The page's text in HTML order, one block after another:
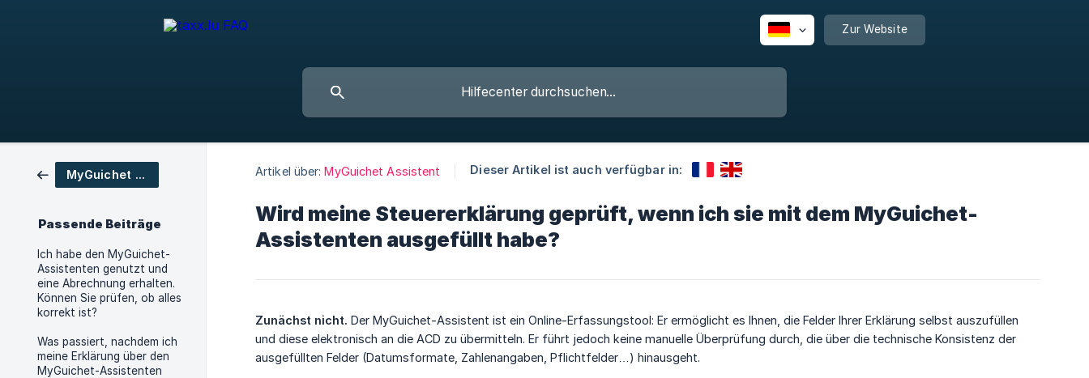
Zur Website
MyGuichet Assistent
Passende Beiträge
Ich habe den MyGuichet-
Assistenten genutzt und
eine Abrechnung erhalten.
Können Sie prüfen, ob alles
korrekt ist?
Was passiert, nachdem ich
meine Erklärung über den
MyGuichet-Assistenten
Artikel über: MyGuichet Assistent Dieser Artikel ist auch verfügbar in:
Wird meine Steuererklärung geprüft, wenn ich sie mit dem MyGuichet-
Assistenten ausgefüllt habe?
Zunächst nicht. Der MyGuichet-Assistent ist ein Online-Erfassungstool: Er ermöglicht es Ihnen, die Felder Ihrer Erklärung selbst auszufüllen
und diese elektronisch an die ACD zu übermitteln. Er führt jedoch keine manuelle Überprüfung durch, die über die technische Konsistenz der
ausgefüllten Felder (Datumsformate, Zahlenangaben, Pflichtfelder…) hinausgeht.